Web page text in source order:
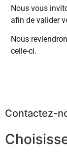
Nous vous
afin de valider
Nous
celle-ci.
Contactez-